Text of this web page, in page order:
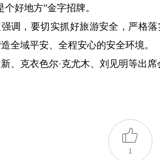
个好地方”金字招牌。
调，要切实抓好旅游安全，严格
全域平安、全程安心的安全环境。
、克衣色尔·克尤木、刘见明等出席
1